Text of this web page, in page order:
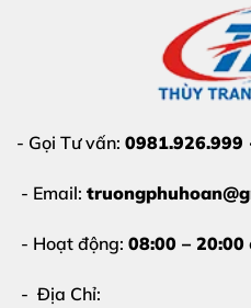
- Gọi Tư vấn: 0981.926.999
- Email:
- Hoạt động: 08:00 – 20:00
- Địa Chỉ: